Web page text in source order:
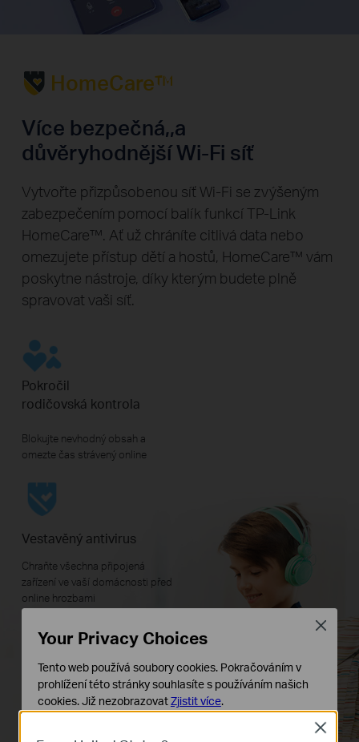
HomeCare™
Více bezpečná,,a
důvěryhodnější Wi-Fi síť
Vytvořte přizpůsobenou síť Wi-Fi se zvýšeným
zabezpečením pomocí balík funkcí TP-Link
HomeCare™. Ať už chráníte citlivá data nebo
omezujete přístup dětí a hostů, HomeCare™ vám
poskytne nástroje, díky kterým budete plně
spravovat vaši síť.
Pokročil
rodičovská kontrola
Blokujte nevhodný obsah a
omezte čas strávený online
Vestavěný antivirus
Chraňte všechna připojená
zařízení ve vaší domácnosti před
online hrozbami
Kvalita služeb
V případě potřeby zvolte prioritu
Close
Your Privacy Choices
Tento web používá soubory cookies. Pokračováním v
prohlížení této stránky souhlasíte s používáním našich
cookies.Již nezobrazovatZjistit více.
Close